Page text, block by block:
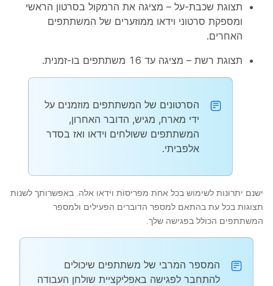
תצוגת שכבת-על – מציגה את הרמקול בסרטון הראשי
ומספקת סרטוני וידאו ממוזערים של המשתתפים
האחרים.
תצוגת רשת – מציגה עד 16 משתתפים בו-זמנית.
הסרטונים של המשתתפים מוזמנים על
ידי מארח, מגיש, הדובר האחרון,
המשתתפים ששולחים וידאו ואז בסדר
אלפביתי.
ישנם יתרונות לשימוש בכל אחת מפריסות וידאו אלה. באפשרותך לשנות
תצוגות בכל עת בהתאם למספר הדוברים הפעילים ולמספר
המשתתפים הכולל בפגישה שלך.
המספר המרבי של משתתפים שיכולים
להתחבר לפגישה באפליקציית שולחן העבודה